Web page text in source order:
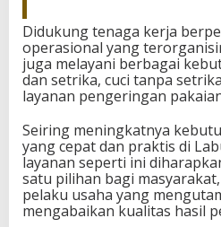
Didukung tenaga kerja
operasional yang
juga melayani berbagai
dan setrika, cuci tanpa
layanan pengeringan
Seiring meningkatnya
yang cepat dan praktis di
layanan seperti ini
satu pilihan bagi
pelaku usaha yang
mengabaikan kualitas hasil